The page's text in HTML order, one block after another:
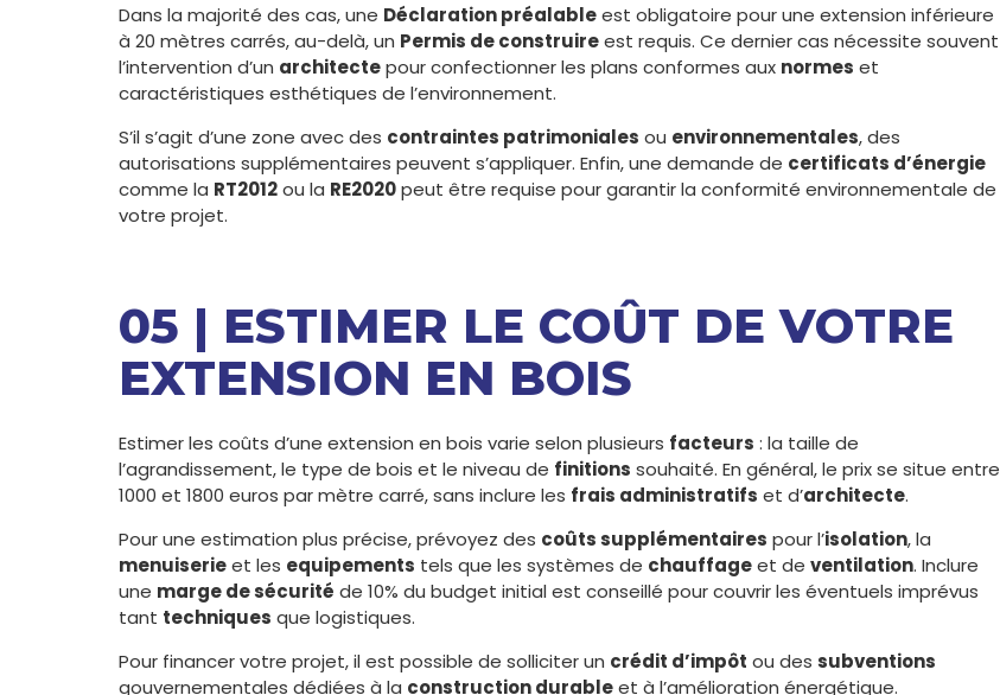
Dans la majorité des cas, une Déclaration préalableest obligatoire pour une extension inférieure
à 20 mètres carrés, au-delà, un Permis de construireest requis. Ce dernier cas nécessite souvent
l’intervention d’un architectepour confectionner les plans conformes aux normes et
caractéristiques esthétiques de l’environnement.
S’il s’agit d’une zone avec des contraintes patrimoniales ou environnementales, des
autorisations supplémentaires peuvent s’appliquer. Enfin, une demande de certificats d’énergie
comme la RT2012ou la RE2020peut être requise pour garantir la conformité environnementale de
votre projet.
05 | ESTIMER LE COÛT DE VOTRE
EXTENSION EN BOIS
Estimer les coûts d’une extension en bois varie selon plusieurs facteurs : la taille de
l’agrandissement, le type de bois et le niveau de finitions souhaité. En général, le prix se situe entre
1000 et 1800 euros par mètre carré, sans inclure les frais administratifs et d’architecte.
Pour une estimation plus précise, prévoyez des coûts supplémentaires pour l’isolation, la
menuiserieet les equipements tels que les systèmes de chauffageet de ventilation. Inclure
une marge de sécurité de 10% du budget initial est conseillé pour couvrir les éventuels imprévus
tant techniques que logistiques.
Pour financer votre projet, il est possible de solliciter un crédit d’impôt ou des subventions
gouvernementales dédiées à la construction durableet à l’amélioration énergétique.